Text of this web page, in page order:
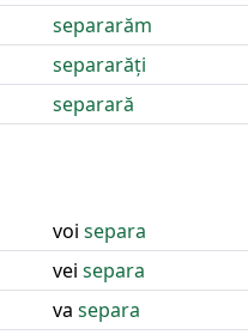
separarăm
separarăți
separară
voi separa
vei separa
va separa